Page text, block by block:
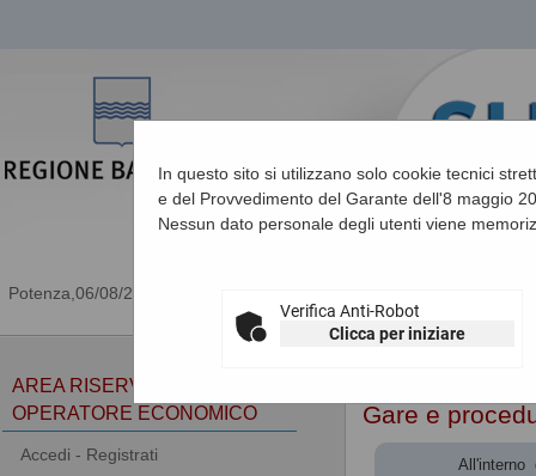
06/08/2026 07:45
Sei qui: Home»
In questo sito si utilizzano solo cookie tecnici
e del Provvedimento del Garante dell'8 maggio
Nessun dato personale degli utenti viene
Verifica Anti-Robot
Clicca per iniziare
Gare e
AREA RISERVATA
OPERATORE ECONOMICO
Accedi - Registrati